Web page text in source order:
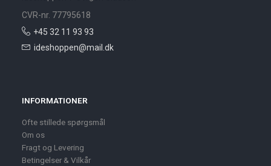
CVR-nr. 77795618
+45 32 11 93 93
ideshoppen@mail.dk
INFORMATIONER
Ofte stillede spørgsmål
Om os
Fragt og Levering
Betingelser & Vilkår